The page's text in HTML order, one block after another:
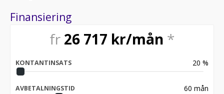
Finansiering
fr 26 717 kr/mån *
KONTANTINSATS 20 %
AVBETALNINGSTID 60 mån